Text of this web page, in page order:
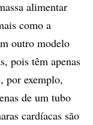
alimentar
como a
outro modelo
pois têm apenas
por exemplo,
de um tubo
cardíacas são